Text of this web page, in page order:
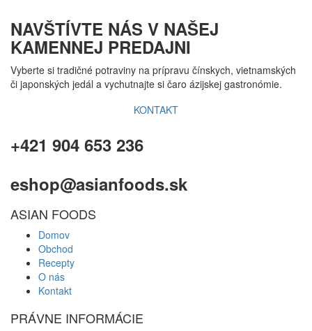
NAVŠTÍVTE NÁS V NAŠEJ
KAMENNEJ PREDAJNI
Vyberte si tradičné potraviny na prípravu čínskych, vietnamských
či japonských jedál a vychutnajte si čaro ázijskej gastronómie.
KONTAKT
+421 904 653 236
eshop@asianfoods.sk
ASIAN FOODS
Domov
Obchod
Recepty
O nás
Kontakt
PRÁVNE INFORMÁCIE